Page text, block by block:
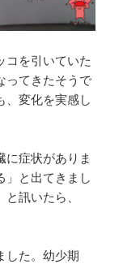
コを引いていた
ってきたそうで
、変化を実感し
に症状がありま
」と出てきまし
訊いたら、
した。幼少期